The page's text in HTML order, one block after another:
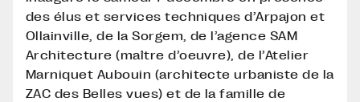
des élus et services techniques d’Arpajon et
Ollainville, de la Sorgem, de l’agence SAM
Architecture (maître d’oeuvre), de l’Atelier
Marniquet Aubouin (architecte urbaniste de la
ZAC des Belles vues) et de la famille de